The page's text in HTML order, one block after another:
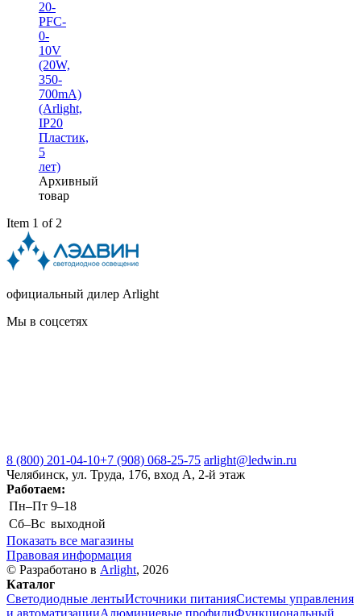
20-
PFC-
0-
10V
(20W,
350-
700mA)
(Arlight,
IP20
Пластик,
5
лет)
Архивный
товар
Item 1 of 2
официальный дилер Arlight
Мы в соцсетях
8 (800) 201-04-10+7 (908) 068-25-75 arlight@ledwin.ru
Челябинск, ул. Труда, 176, вход А, 2-й этаж
Работаем:
Пн–Пт 9–18
Сб–Вс выходной
Показать все магазины
Правовая информация
© Разработано в Arlight, 2026
Каталог
Светодиодные лентыИсточники питанияСистемы управления
и автоматизацииАлюминиевые профилиФункциональный